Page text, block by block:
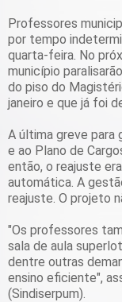
Professores
por tempo
quarta-feira. No
município
do piso do
janeiro e que já foi
A última greve para
e ao Plano de
então, o reajuste
automática. A
reajuste. O projeto
"Os professores
sala de aula
dentre outras
ensino eficiente",
(Sindiserpum).